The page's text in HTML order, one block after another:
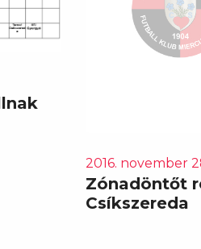
2016. november
Zónadöntőt
Csíkszereda